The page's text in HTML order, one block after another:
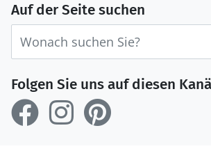
Auf der Seite suchen
Folgen Sie uns auf diesen